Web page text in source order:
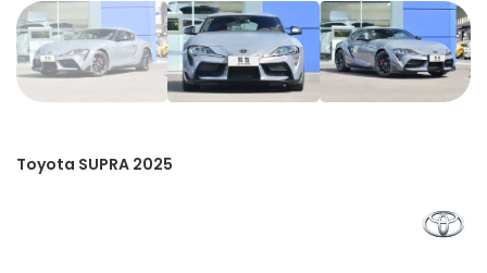
Toyota SUPRA 2025